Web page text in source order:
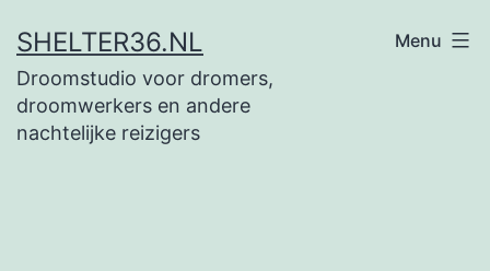
naar
de
inhoud
SHELTER36.NL
Droomstudio voor dromers,
droomwerkers en andere
nachtelijke reizigers
Menu